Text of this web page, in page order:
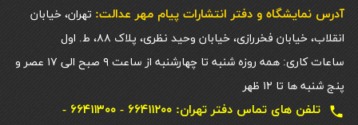
آدرس نمایشگاه و دفتر انتشارات پيام مهر عدالت: تهران، خیابان
انقلاب، خیابان فخررازی، خیابان وحید نظری، پلاک ۸۸، ط. اول
ساعات کاری: همه روزه شنبه تا چهارشنبه از ساعت ۹ صبح الی ۱۷ عصر و
پنج شنبه ها تا ۱۲ ظهر
local_phone
تلفن های تماس دفتر تهران: ۶۶۴۱۱۲۰۰ - ۶۶۴۱۱۳۰۰ -